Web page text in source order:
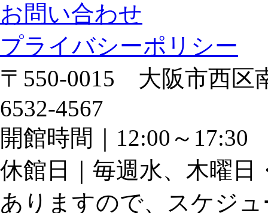
お問い合わせ
プライバシーポリシー
〒550-0015 大阪市西
6532-4567
開館時間｜12:00～
休館日｜毎週水、木曜日
ありますので、スケジ